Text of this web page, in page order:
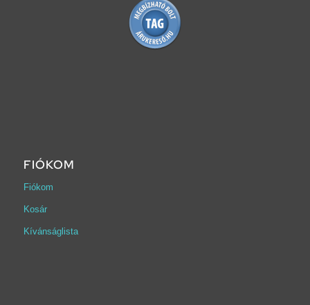
FIÓKOM
Fiókom
Kosár
Kívánságlista